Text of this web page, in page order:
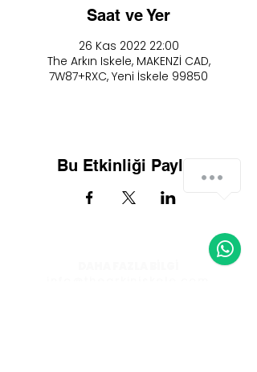
Saat ve Yer
26 Kas 2022 22:00
The Arkın Iskele, MAKENZİ CAD,
7W87+RXC, Yeni İskele 99850
Bu Etkinliği Paylaş